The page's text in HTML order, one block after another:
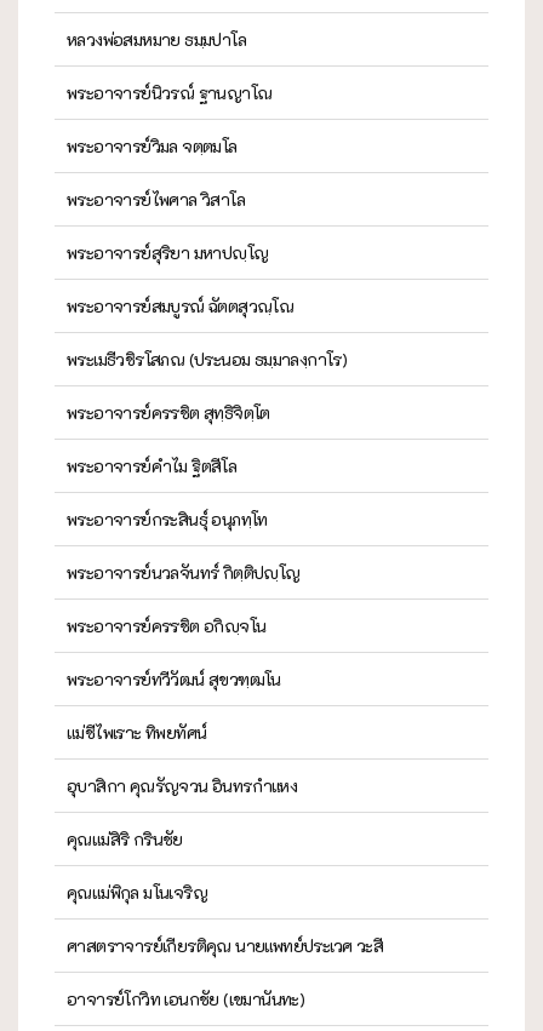
หลวงพ่อสมหมาย ธมฺมปาโล
พระอาจารย์นิวรณ์ ฐานญาโณ
พระอาจารย์วิมล จตฺตมโล
พระอาจารย์ไพศาล วิสาโล
พระอาจารย์สุริยา มหาปญฺโญ
พระอาจารย์สมบูรณ์ ฉัตตสุวณฺโณ
พระเมธีวชิรโสภณ (ประนอม ธมฺมาลงฺกาโร)
พระอาจารย์ครรชิต สุทฺธิจิตฺโต
พระอาจารย์คำไม ฐิตสีโล
พระอาจารย์กระสินธุ์ อนุภทฺโท
พระอาจารย์นวลจันทร์ กิตฺติปญฺโญ
พระอาจารย์ครรชิต อกิญฺจโน
พระอาจารย์ทวีวัฒน์ สุขวฑฺฒโน
แม่ชีไพเราะ ทิพยทัศน์
อุบาสิกา คุณรัญจวน อินทรกำแหง
คุณแม่สิริ กรินชัย
คุณแม่พิกุล มโนเจริญ
ศาสตราจารย์เกียรติคุณ นายแพทย์ประเวศ วะสี
อาจารย์โกวิท เอนกชัย (เขมานันทะ)